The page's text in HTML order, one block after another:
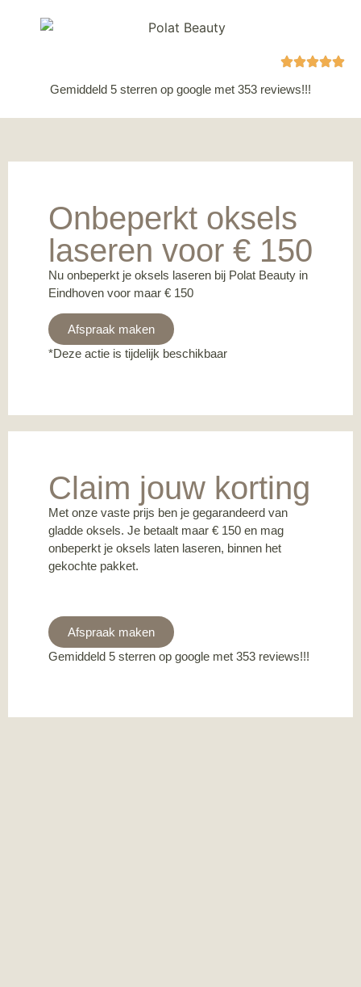
Gemiddeld 5 sterren op google met 353 reviews!!!
Onbeperkt oksels
laseren voor € 150
Nu onbeperkt je oksels laseren bij Polat Beauty in
Eindhoven voor maar € 150
Afspraak maken
*Deze actie is tijdelijk beschikbaar
Claim jouw korting
Met onze vaste prijs ben je gegarandeerd van
gladde oksels. Je betaalt maar € 150 en mag
onbeperkt je oksels laten laseren, binnen het
gekochte pakket.
Afspraak maken
Gemiddeld 5 sterren op google met 353 reviews!!!